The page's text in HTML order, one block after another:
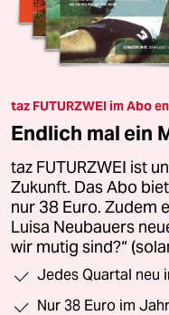
taz FUTURZWEI im Abo
Endlich mal ein
taz FUTURZWEI ist
Zukunft. Das Abo
nur 38 Euro. Zudem
Luisa Neubauers
wir mutig sind?“
Jedes Quartal neu
Nur 38 Euro im Jahr